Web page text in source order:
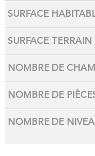
SURFACE
SURFACE TERRAIN
NOMBRE DE
NOMBRE DE
NOMBRE DE